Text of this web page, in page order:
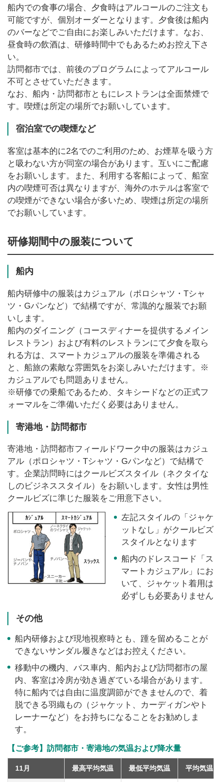
船内での食事の場合、夕食時はアルコールのご注文も
可能ですが、個別オーダーとなります。夕食後は船内
のバーなどでご自由にお楽しみいただけます。なお、
昼食時の飲酒は、研修時間中でもあるためお控え下さ
い。
訪問都市では、前後のプログラムによってアルコール
不可とさせていただきます。
なお、船内・訪問都市ともにレストランは全面禁煙で
す。喫煙は所定の場所でお願いしています。
宿泊室での喫煙など
客室は基本的に2名でのご利用のため、お煙草を吸う方
と吸わない方が同室の場合があります。互いにご配慮
をお願いします。また、利用する客船によって、船室
内の喫煙可否は異なりますが、海外のホテルは客室で
の喫煙ができない場合が多いため、喫煙は所定の場所
でお願いしています。
研修期間中の服装について
船内
船内研修中の服装はカジュアル（ポロシャツ・Tシャ
ツ・Gパンなど）で結構ですが、常識的な服装でお願
いします。
船内のダイニング（コースディナーを提供するメイン
レストラン）および有料のレストランにて夕食を取ら
れる方は、スマートカジュアルの服装を準備される
と、船旅の素敵な雰囲気をお楽しみいただけます。※
カジュアルでも問題ありません。
※研修での乗船であるため、タキシードなどの正式フ
ォーマルをご準備いただく必要はありません。
寄港地・訪問都市
寄港地・訪問都市フィールドワーク中の服装はカジュ
アル（ポロシャツ・Tシャツ・Gパンなど）で結構で
す。企業訪問時にはクールビズスタイル（ネクタイな
しのビジネススタイル）をお願いします。女性は男性
クールビズに準じた服装をご用意下さい。
左記スタイルの「ジャケ
ットなし」がクールビズ
スタイルとなります
船内のドレスコード「ス
マートカジュアル」にお
いて、ジャケット着用は
必ずしも必要ありません
その他
船内研修および現地視察時とも、踵を留めることが
できないサンダル履きなどはお控えください。
移動中の機内、バス車内、船内および訪問都市の屋
内、客室は冷房が効き過ぎている場合があります。
特に船内では自由に温度調節ができませんので、着
脱できる羽織もの（ジャケット、カーディガンやト
レーナーなど）をお持ちになることをお勧めしま
す。
【ご参考】訪問都市・寄港地の気温および降水量
11月 最高平均気温 最低平均気温 平均気温